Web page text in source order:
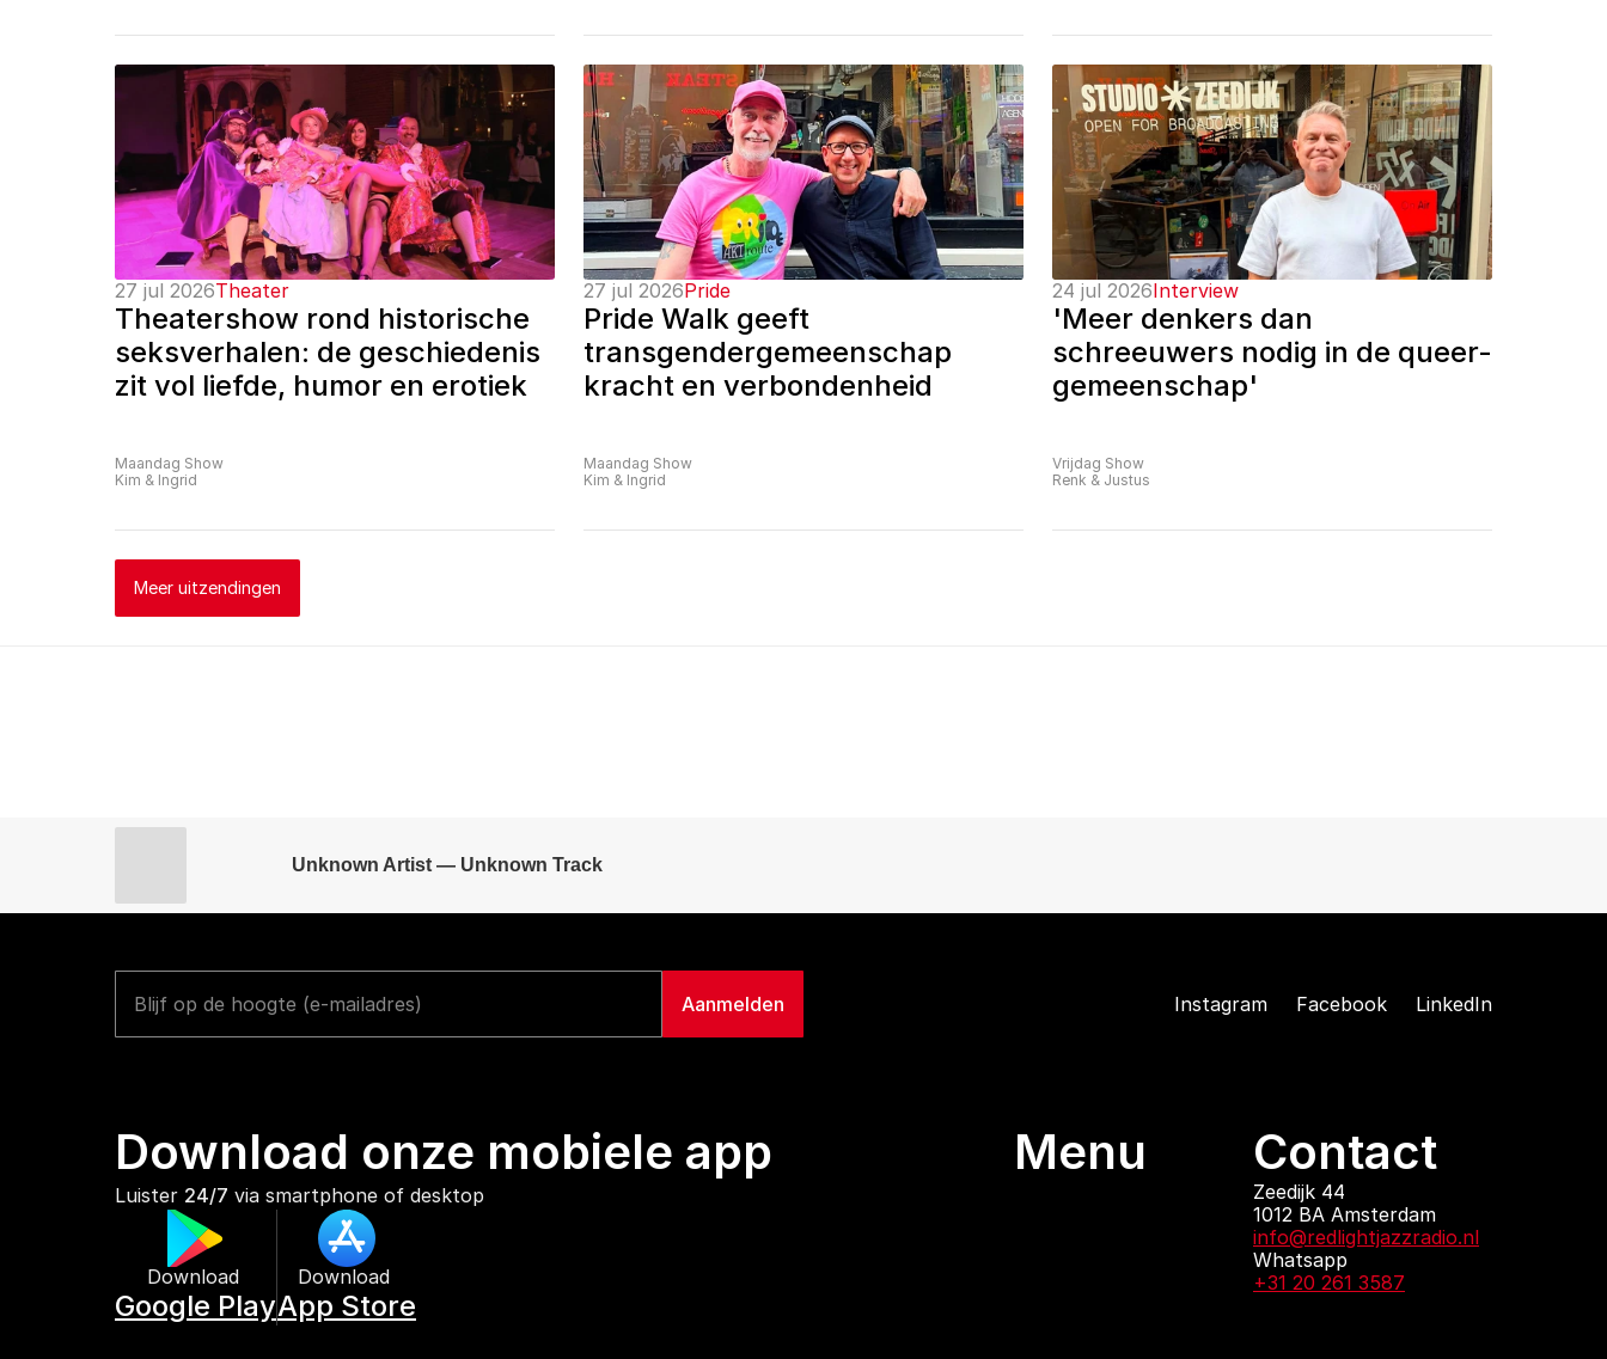
27 jul 2026Theater
Theatershow rond historische
seksverhalen: de geschiedenis
zit vol liefde, humor en erotiek
Maandag Show
Kim & Ingrid
27 jul 2026Pride
Pride Walk geeft
transgendergemeenschap
kracht en verbondenheid
Maandag Show
Kim & Ingrid
24 jul 2026Interview
'Meer denkers dan
schreeuwers nodig in de queer-
gemeenschap'
Vrijdag Show
Renk & Justus
Meer uitzendingen
Unknown Artist — Unknown Track
Instagram Facebook LinkedIn
Download onze mobiele app
Luister 24/7 via smartphone of desktop
Download
Google Play
Download
App Store
Menu Contact
Zeedijk 44
1012 BA Amsterdam
info@redlightjazzradio.nl
Whatsapp
+31 20 261 3587